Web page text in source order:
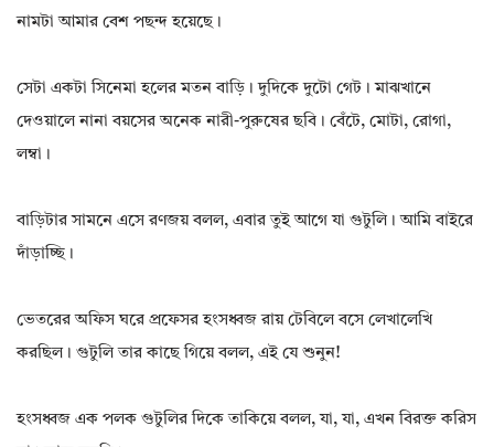
নামটা আমার বেশ পছন্দ হয়েছে।
সেটা একটা সিনেমা হলের মতন বাড়ি। দুদিকে দুটো গেট। মাঝখানে
দেওয়ালে নানা বয়সের অনেক নারী-পুরুষের ছবি। বেঁটে, মোটা, রোগা,
লম্বা।
বাড়িটার সামনে এসে রণজয় বলল, এবার তুই আগে যা গুটুলি। আমি বাইরে
দাঁড়াচ্ছি।
ভেতরের অফিস ঘরে প্রফেসর হংসধ্বজ রায় টেবিলে বসে লেখালেখি
করছিল। গুটুলি তার কাছে গিয়ে বলল, এই যে শুনুন!
হংসধ্বজ এক পলক গুটুলির দিকে তাকিয়ে বলল, যা, যা, এখন বিরক্ত করিস